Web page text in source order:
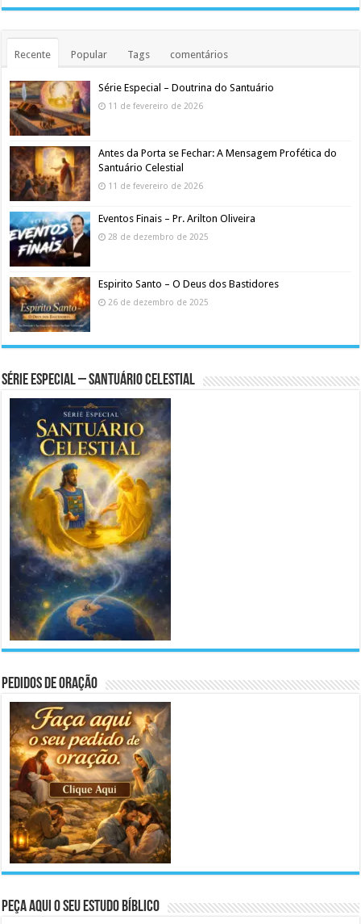
Recente Popular Tags comentários
Série Especial – Doutrina do Santuário
11 de fevereiro de 2026
Antes da Porta se Fechar: A Mensagem Profética do
Santuário Celestial
11 de fevereiro de 2026
Eventos Finais – Pr. Arilton Oliveira
28 de dezembro de 2025
Espirito Santo – O Deus dos Bastidores
26 de dezembro de 2025
Série Especial – Santuário Celestial
Pedidos de Oração
Peça aqui o seu Estudo Bíblico